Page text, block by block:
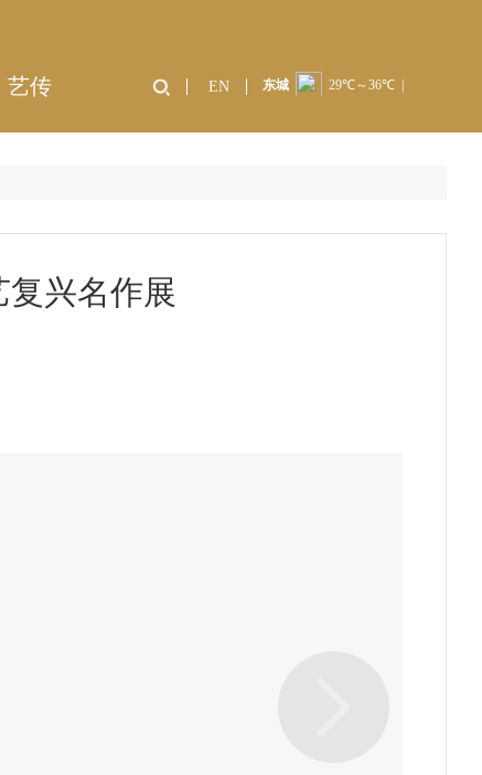
EN
艺传
兴名作展